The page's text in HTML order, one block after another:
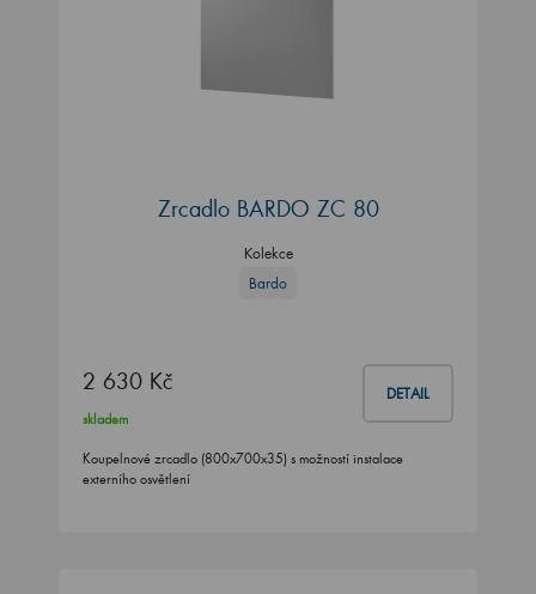
Zrcadlo BARDO ZC 80
Kolekce
Bardo
2 630 Kč DETAIL
skladem
Koupelnové zrcadlo (800x700x35) s možností instalace
externího osvětlení